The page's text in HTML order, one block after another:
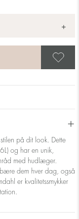
+
på dit look. Dette
og har en unik,
med hudlæger.
dem hver dag, også
er kvalitetssmykker